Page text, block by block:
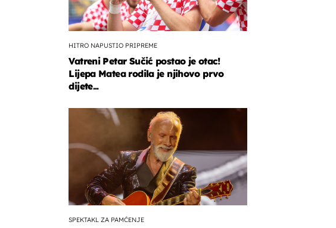
HITRO NAPUSTIO PRIPREME
Vatreni Petar Sučić postao je otac!
Lijepa Matea rodila je njihovo prvo
dijete...
SPEKTAKL ZA PAMĆENJE